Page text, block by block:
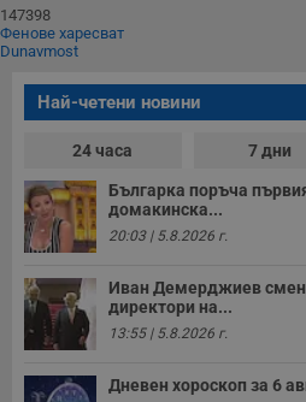
147398
Фенове харесват
Dunavmost
Най-четени новини
24 часа 7 дни
Българка поръча
домакинска...
20:03 | 5.8.2026 г.
Иван Демерджиев
директори на...
13:55 | 5.8.2026 г.
Дневен хороскоп за 6